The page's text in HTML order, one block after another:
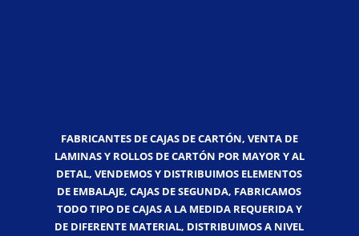
FABRICANTES DE CAJAS DE CARTÓN, VENTA DE
LAMINAS Y ROLLOS DE CARTÓN POR MAYOR Y AL
DETAL, VENDEMOS Y DISTRIBUIMOS ELEMENTOS
DE EMBALAJE, CAJAS DE SEGUNDA, FABRICAMOS
TODO TIPO DE CAJAS A LA MEDIDA REQUERIDA Y
DE DIFERENTE MATERIAL, DISTRIBUIMOS A NIVEL